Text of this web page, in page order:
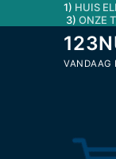
naar
1) HUIS
3) ONZE
VANDAAG